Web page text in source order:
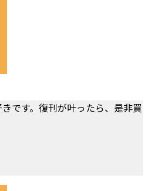
です。復刊が叶ったら、是非買